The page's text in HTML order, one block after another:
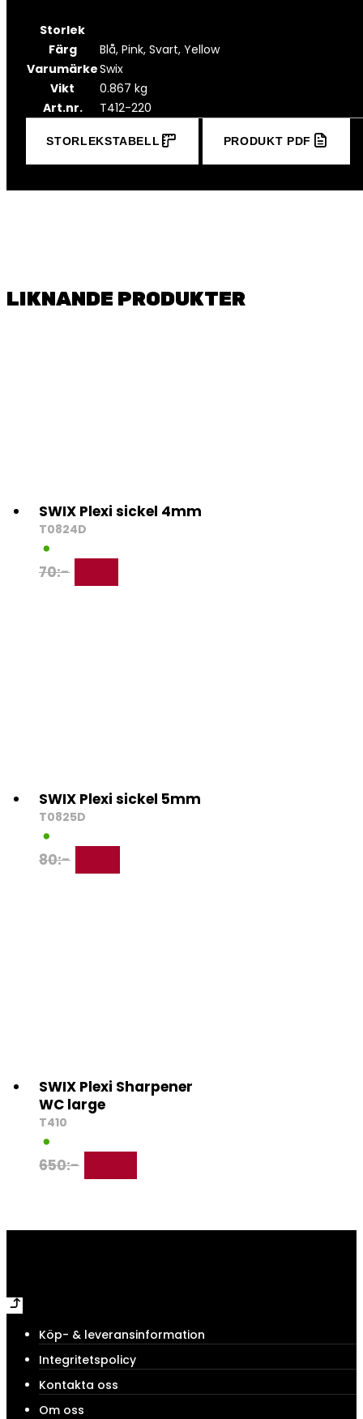
Storlek
Färg
Blå, Pink, Svart, Yellow
VarumärkeSwix
Vikt
0.867 kg
Art.nr.
T412-220
STORLEKSTABELL PRODUKT PDF
LIKNANDE PRODUKTER
SWIX Plexi sickel 4mm
T0824D
70:-
SWIX Plexi sickel 5mm
T0825D
80:-
SWIX Plexi Sharpener
WC large
T410
650:-
Köp- & leveransinformation
Integritetspolicy
Kontakta oss
Om oss